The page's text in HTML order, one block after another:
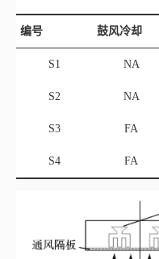
编号 鼓风冷却
S1 NA
S2 NA
S3 FA
S4 FA